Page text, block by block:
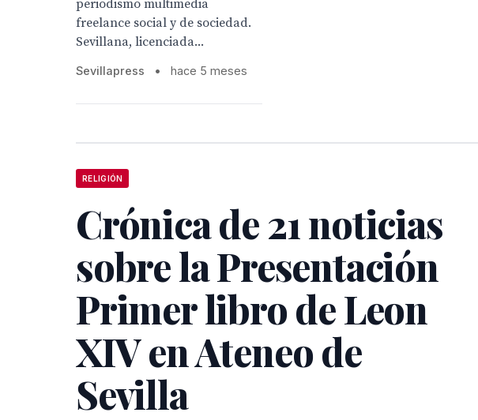
periodismo multimedia
freelance social y de sociedad.
Sevillana, licenciada...
Sevillapress • hace 5 meses
RELIGIÓN
Crónica de 21 noticias
sobre la Presentación
Primer libro de Leon
XIV en Ateneo de
Sevilla